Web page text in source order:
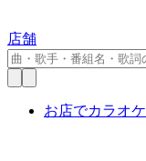
店舗
お店でカラオケ